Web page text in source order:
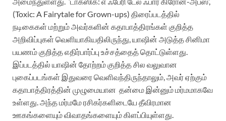
(Toxic: A Fairytale for Grown-ups) திரைப்படத்தில்
நடிகைகள் மற்றும் அவர்களின் கதாபாத்திரங்கள் குறித்த
அறிவிப்புகள் வெளியாகியதிலிருந்து, யாஷின் அடுத்த சினிமா
பயணம் குறித்த எதிர்பார்ப்பு உச்சத்தைத் தொட்டுள்ளது.
இப்படத்தில் யாஷின் தோற்றம் குறித்த சில வலுவான
புகைப்படங்கள் இதுவரை வெளிவந்திருந்தாலும், அவர் ஏற்கும்
கதாபாத்திரத்தின் முழுமையான தன்மை இன்னும் மர்மமாகவே
உள்ளது. அந்த மர்மமே ரசிகர்களிடையே தீவிரமான
ஊகங்களையும் விவாதங்களையும் கிளப்பியுள்ளது.